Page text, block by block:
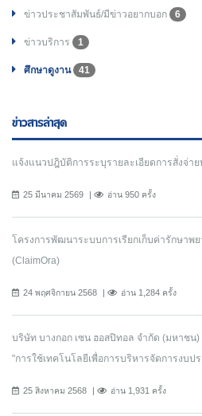
ข่าวประชาสัมพันธ์/มีข่าวอยากบอก 6
ข่าวบริการ 1
ศึกษาดูงาน 41
ข่าวสารล่าสุด
แจ้งแนวปฎิบัติการระบุรายละเอียดการสั่งจ่า
25 มีนาคม 2569 อ่าน 950 ครั้ง
โครงการพัฒนาระบบการเรียกเก็บค่ารักษาพ
(ClaimOra)
24 พฤศจิกายน 2568 อ่าน 1,284 ครั้ง
บริษัท บางกอก เซน ฮอสปิทอล จำกัด (มหาชน
"การใช้เทคโนโลยีเพื่อการบริหารจัดการงบป
25 สิงหาคม 2568 อ่าน 1,931 ครั้ง